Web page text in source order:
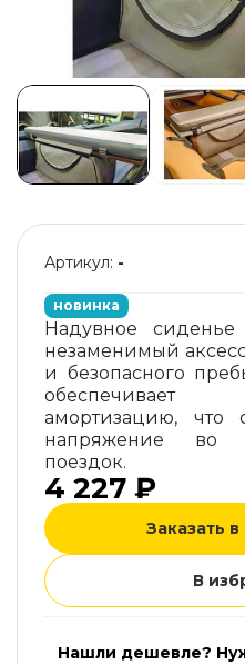
Артикул: -
новинка
Надувное
незаменимый
и безопасного
обеспечивает
амортизацию, что
напряжение во
поездок.
4 227 ₽
Заказать в
В
Нашли дешевле?